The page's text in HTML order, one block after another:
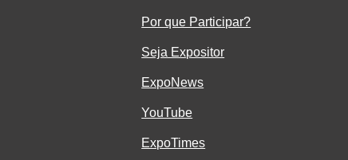
Por que Participar?
Seja Expositor
ExpoNews
YouTube
ExpoTimes